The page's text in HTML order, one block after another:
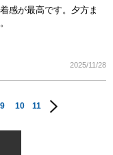
感が最高です。夕方ま
2025/11/28
9 10 11